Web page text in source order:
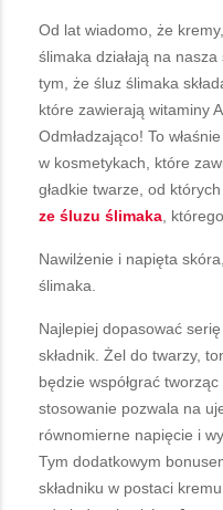
Od lat wiadomo, że
ślimaka działają na nasza
tym, że śluz ślimaka
które zawierają witaminy
Odmładzająco! To
w kosmetykach, które
gładkie twarze, od
ze śluzu ślimaka ,
Nawilżenie i napięta
ślimaka.
Najlepiej dopasować
składnik. Żel do twarzy,
będzie współgrać
stosowanie pozwala na
równomierne napięcie i
Tym dodatkowym
składniku w postaci